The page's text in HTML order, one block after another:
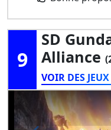
9
SD
Alliance
VOIR DES